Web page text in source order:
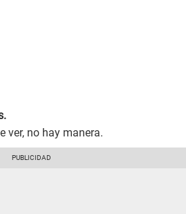
ver, no hay manera.